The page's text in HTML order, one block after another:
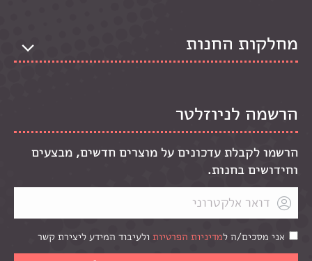
מחלקות החנות
הרשמה לניוזלטר
הרשמו לקבלת עדכונים על מוצרים חדשים, מבצעים
וחידושים בחנות.
אני מסכים/ה למדיניות הפרטיות ולעיבוד המידע ליצירת קשר